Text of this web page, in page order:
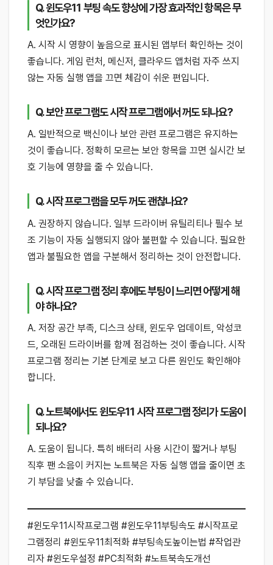
Q. 윈도우11 부팅 속도 향상에 가장 효과적인 항목은 무
엇인가요?
A. 시작 시 영향이 높음으로 표시된 앱부터 확인하는 것이
좋습니다. 게임 런처, 메신저, 클라우드 앱처럼 자주 쓰지
않는 자동 실행 앱을 끄면 체감이 쉬운 편입니다.
Q. 보안 프로그램도 시작 프로그램에서 꺼도 되나요?
A. 일반적으로 백신이나 보안 관련 프로그램은 유지하는
것이 좋습니다. 정확히 모르는 보안 항목을 끄면 실시간 보
호 기능에 영향을 줄 수 있습니다.
Q. 시작 프로그램을 모두 꺼도 괜찮나요?
A. 권장하지 않습니다. 일부 드라이버 유틸리티나 필수 보
조 기능이 자동 실행되지 않아 불편할 수 있습니다. 필요한
앱과 불필요한 앱을 구분해서 정리하는 것이 안전합니다.
Q. 시작 프로그램 정리 후에도 부팅이 느리면 어떻게 해
야 하나요?
A. 저장 공간 부족, 디스크 상태, 윈도우 업데이트, 악성코
드, 오래된 드라이버를 함께 점검하는 것이 좋습니다. 시작
프로그램 정리는 기본 단계로 보고 다른 원인도 확인해야
합니다.
Q. 노트북에서도 윈도우11 시작 프로그램 정리가 도움이
되나요?
A. 도움이 됩니다. 특히 배터리 사용 시간이 짧거나 부팅
직후 팬 소음이 커지는 노트북은 자동 실행 앱을 줄이면 초
기 부담을 낮출 수 있습니다.
#윈도우11시작프로그램 #윈도우11부팅속도 #시작프로
그램정리 #윈도우11최적화 #부팅속도높이는법 #작업관
리자 #윈도우설정 #PC최적화 #노트북속도개선